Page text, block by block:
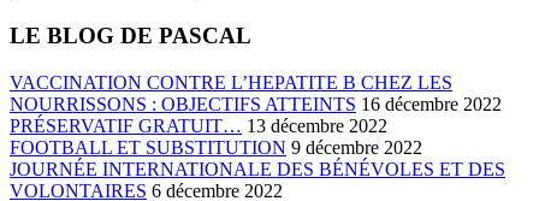
LE BLOG DE PASCAL
VACCINATION CONTRE L’HEPATITE B CHEZ LES
NOURRISSONS : OBJECTIFS ATTEINTS 16 décembre 2022
PRÉSERVATIF GRATUIT… 13 décembre 2022
FOOTBALL ET SUBSTITUTION 9 décembre 2022
JOURNÉE INTERNATIONALE DES BÉNÉVOLES ET DES
VOLONTAIRES 6 décembre 2022